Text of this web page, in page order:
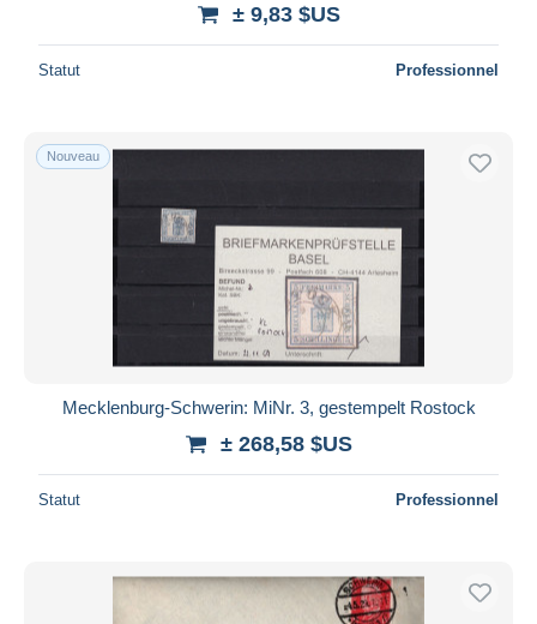
± 9,83 $US
Statut Professionnel
Nouveau
Mecklenburg-Schwerin: MiNr. 3, gestempelt Rostock
± 268,58 $US
Statut Professionnel